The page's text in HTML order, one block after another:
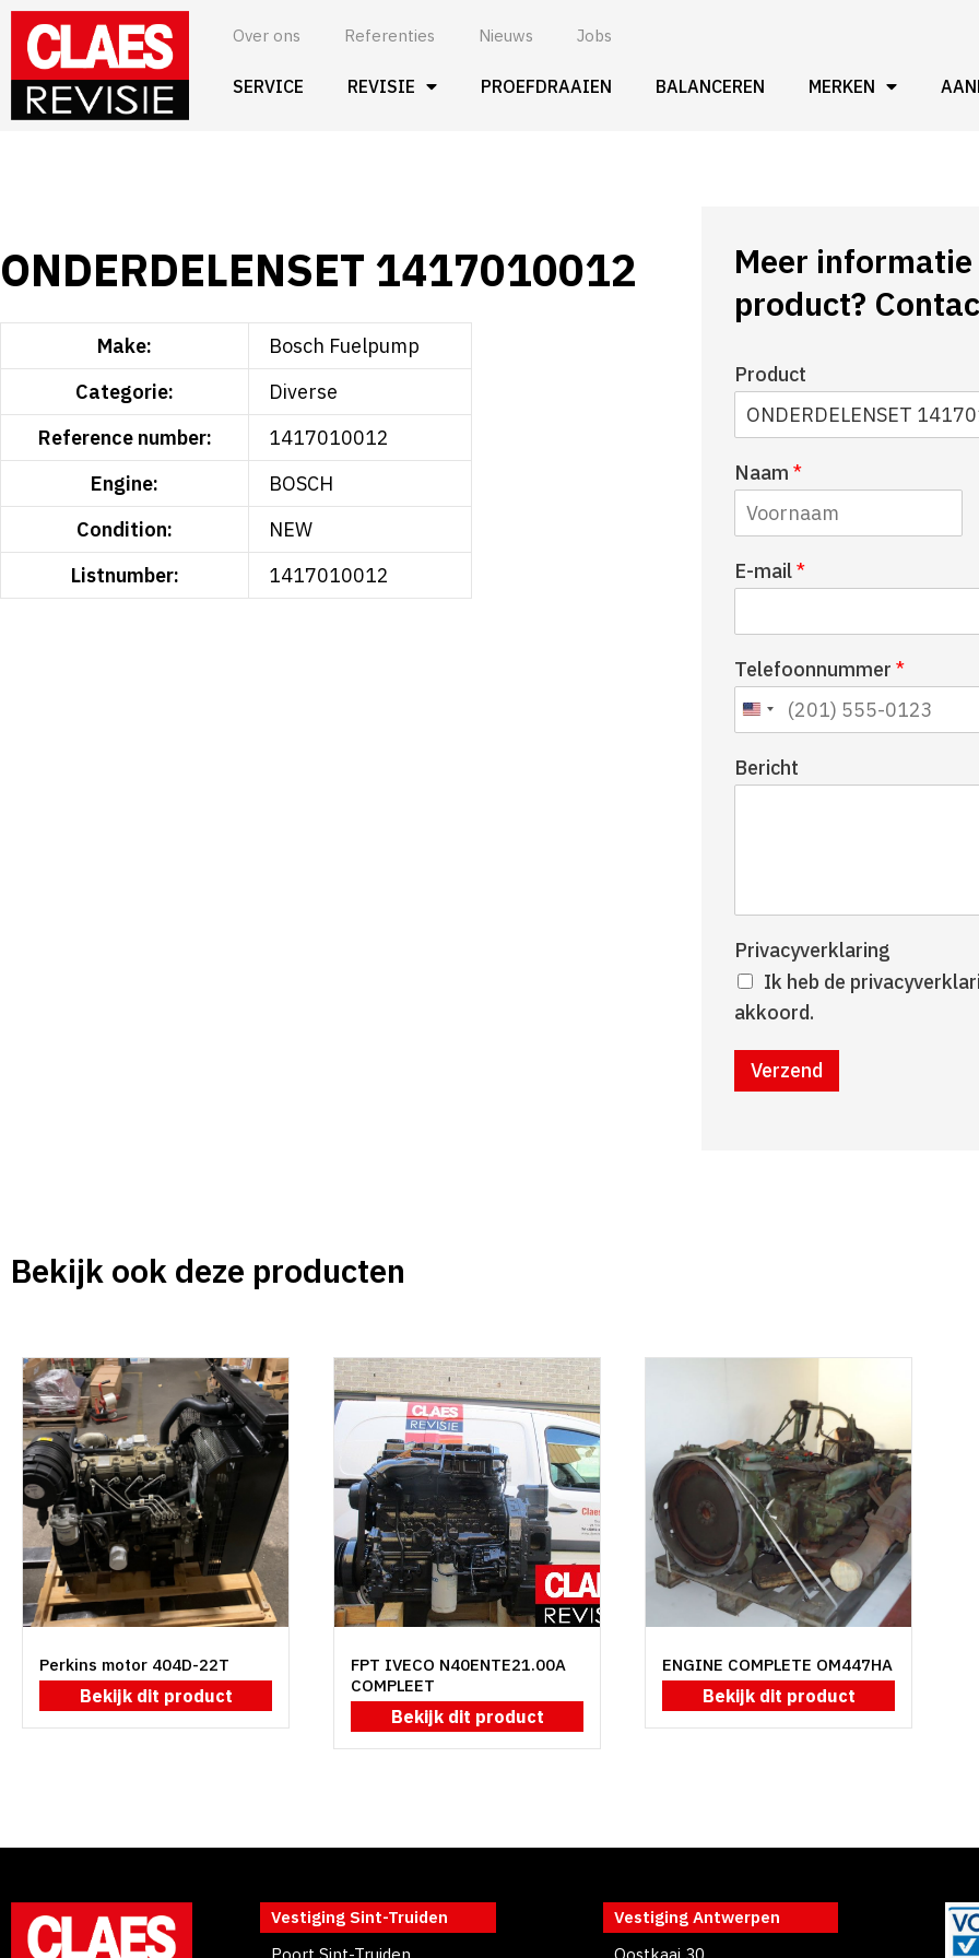
Spring
naar
de
inhoud
Over ons Referenties Nieuws Jobs
SERVICE REVISIE PROEFDRAAIEN BALANCEREN MERKEN
ONDERDELENSET 1417010012
Make:
Bosch Fuelpump
Categorie:
Diverse
Reference number:
1417010012
Engine:
BOSCH
Condition:
NEW
Listnumber:
1417010012
Meer
product?
Product
Naam *
o
a
a
m
E-mail*
Telefoonnummer *
Bericht
Privacyverklaring
Ik heb de
akkoord.
Verzend
Bekijk ook deze producten
Perkins motor 404D-22T
Bekijk dit product
FPT IVECO N40ENTE21.00A
COMPLEET
Bekijk dit product
ENGINE COMPLETE OM447HA
Bekijk dit product
Vestiging Sint-Truiden
Vestiging Antwerpen